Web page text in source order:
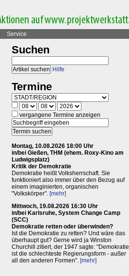
Service
Suchen
Hilfe
Termine
vergangene Termine anzeigen
Montag, 10.08.2026 18:00 Uhr
in/bei Gießen, THM (ehem. Roxy-Kino am
Ludwigsplatz)
Kritik der Demokratie
Demokratie heißt Volksherrschaft. Sie
funktioniert also immer über den Bezug auf
einem imaginierten, organischen
"Volkskörper". [mehr]
Mittwoch, 19.08.2026 16:30 Uhr
in/bei Karlsruhe, System Change Camp
(SCC)
Demokratie retten oder überwinden?
Ist die Demokratie zu retten? Und wäre das
überhaupt gut? Gerne wird ja Winston
Churchill zitiert, der 1947 sagte: "Demokratie
ist die schlechteste Regierungsform - außer
all den anderen Formen". [mehr]